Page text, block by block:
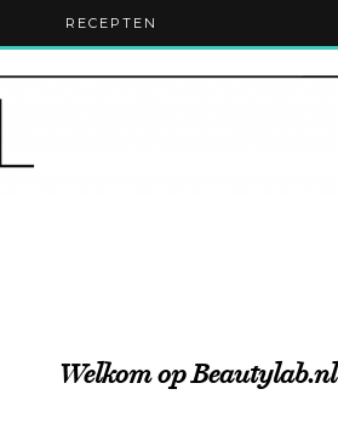
RECEPTEN
Welkom op Beautylab.nl